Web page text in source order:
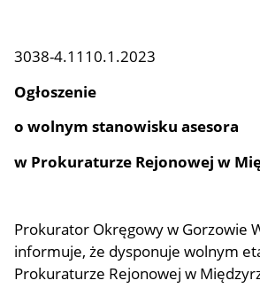
3038-4.1110.1.2023
Ogłoszenie
o wolnym stanowisku asesora
w Prokuraturze Rejonowej w
Prokurator Okręgowy w Gorzowie
informuje, że dysponuje wolnym
Prokuraturze Rejonowej w